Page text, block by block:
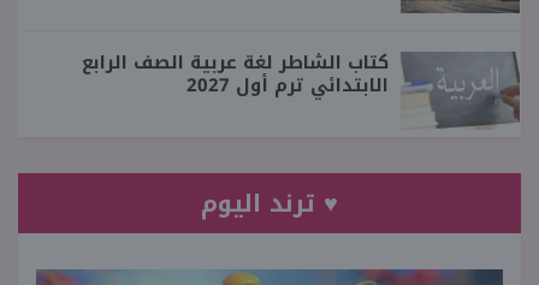
كتاب الشاطر لغة عربية الصف الرابع
الابتدائي ترم أول 2027
♥ ترند اليوم